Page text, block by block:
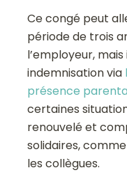
Ce congé peut
période de trois
l’employeur,
indemnisation via
présence
certaines
renouvelé et
solidaires,
les collègues.